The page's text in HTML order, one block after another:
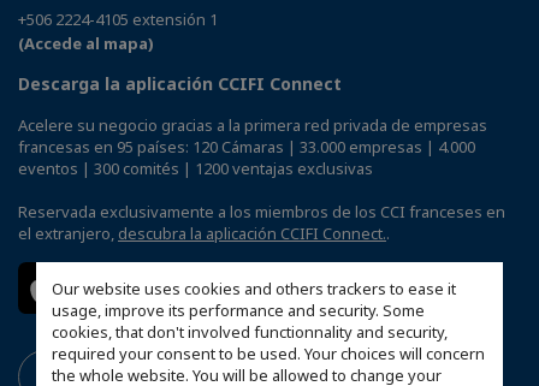
Our website uses cookies and others trackers to ease it
usage, improve its performance and security. Some
cookies, that don't involved functionnality and security,
required your consent to be used. Your choices will concern
the whole website. You will be allowed to change your
+506 2224-4105 extensión 1
(Accede al mapa)
Descarga la aplicación CCIFI Connect
Acelere su negocio gracias a la primera red privada de empresas
francesas en 95 países: 120 Cámaras | 33.000 empresas | 4.000
eventos | 300 comités | 1200 ventajas exclusivas
Reservada exclusivamente a los miembros de los CCI franceses en
el extranjero, descubra la aplicación CCIFI Connect..